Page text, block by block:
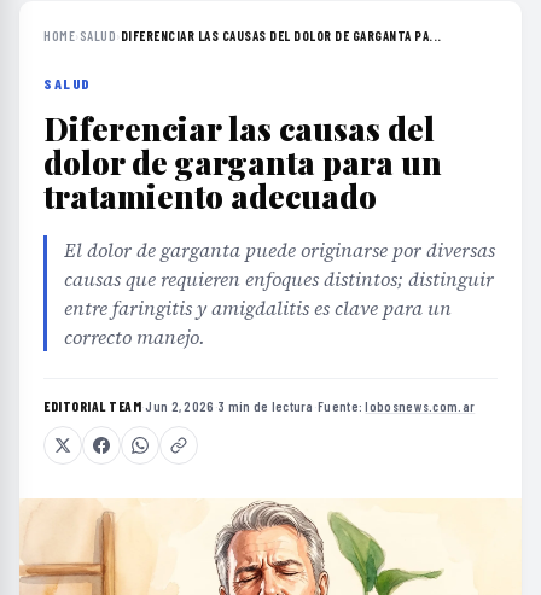
HOME› SALUD› DIFERENCIAR LAS CAUSAS DEL DOLOR DE GARGANTA PA...
SALUD
Diferenciar las causas del
dolor de garganta para un
tratamiento adecuado
El dolor de garganta puede originarse por diversas
causas que requieren enfoques distintos; distinguir
entre faringitis y amigdalitis es clave para un
correcto manejo.
EDITORIAL TEAM·Jun 2, 2026 ·3 min de lectura ·Fuente:lobosnews.com.ar